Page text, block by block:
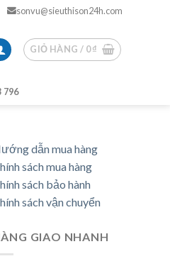
sonvu@sieuthison24h.com
GIỎ HÀNG / 0₫
796
dẫn mua hàng
sách mua hàng
sách bảo hành
sách vận chuyển
GIAO NHANH